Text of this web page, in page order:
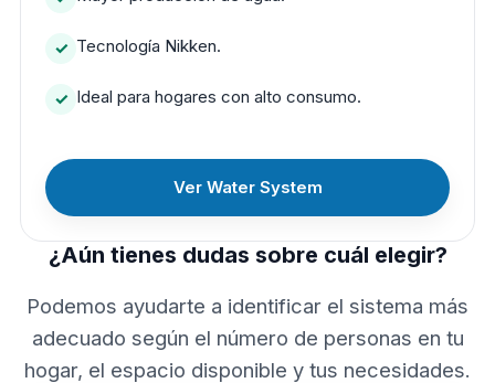
Tecnología Nikken.
Ideal para hogares con alto consumo.
Ver Water System
¿Aún tienes dudas sobre cuál elegir?
Podemos ayudarte a identificar el sistema más
adecuado según el número de personas en tu
hogar, el espacio disponible y tus necesidades.